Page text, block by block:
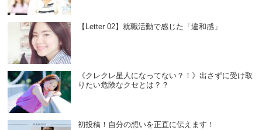
【Letter 02】就職活動で感じた「違和感」
《クレクレ星人になってない？！》出さずに受け取
りたい危険なクセとは？？
初投稿！自分の想いを正直に伝えます！